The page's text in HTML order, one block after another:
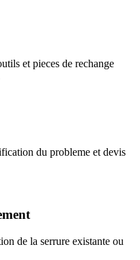
et pieces de rechange
du probleme et devis
de la serrure existante ou